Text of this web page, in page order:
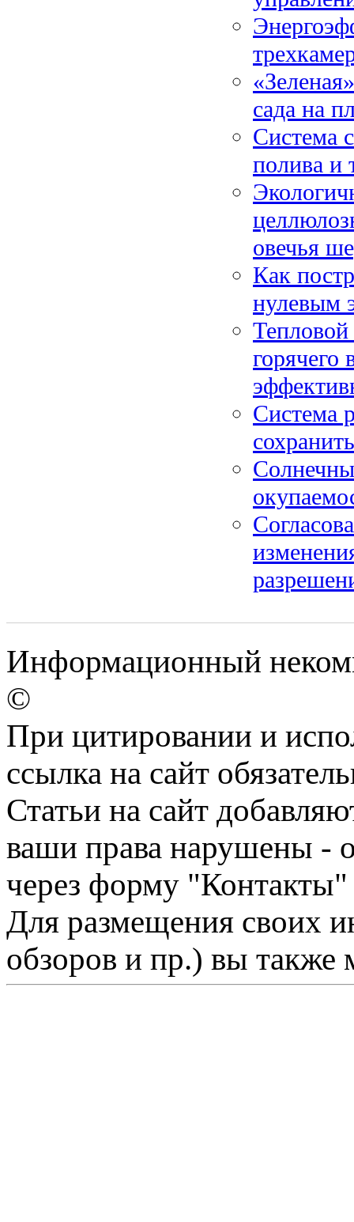
сада на
Система
полива и
овечья
Как
нулевым
Тепловой
Система
Информационный
©
При цитировании и
ссылка на сайт
Статьи на сайт
ваши права нарушены -
через форму "Контакты"
Для размещения своих
обзоров и пр.) вы также